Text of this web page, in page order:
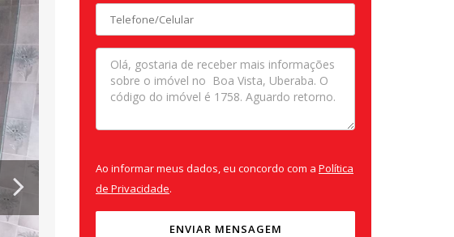
Next
Ao informar meus dados, eu concordo com a Política
de Privacidade.
ENVIAR MENSAGEM